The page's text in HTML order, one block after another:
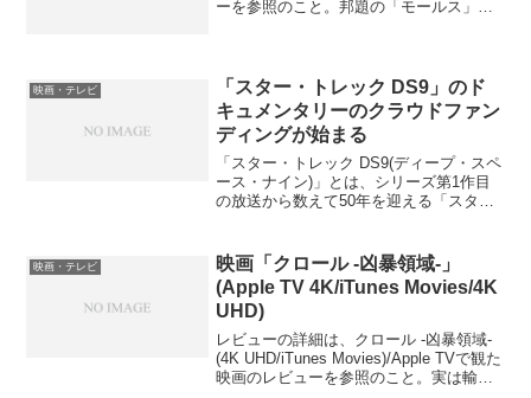
ーを参照のこと。邦題の「モールス」っ
う...
映画・テレビ
「スター・トレック DS9」のド
キュメンタリーのクラウドファン
ディングが始まる
「スター・トレック DS9(ディープ・スペ
ース・ナイン)」とは、シリーズ第1作目
の放送から数えて50年を迎える「スタ
ていた「スター・トレック/宇宙大作戦」
や「新スター...
映画・テレビ
映画「クロール -凶暴領域-」
(Apple TV 4K/iTunes Movies/4K
UHD)
レビューの詳細は、クロール -凶暴領域-
(4K UHD/iTunes Movies)/Apple TVで観た
映画のレビューを参照のこと。実は輸入